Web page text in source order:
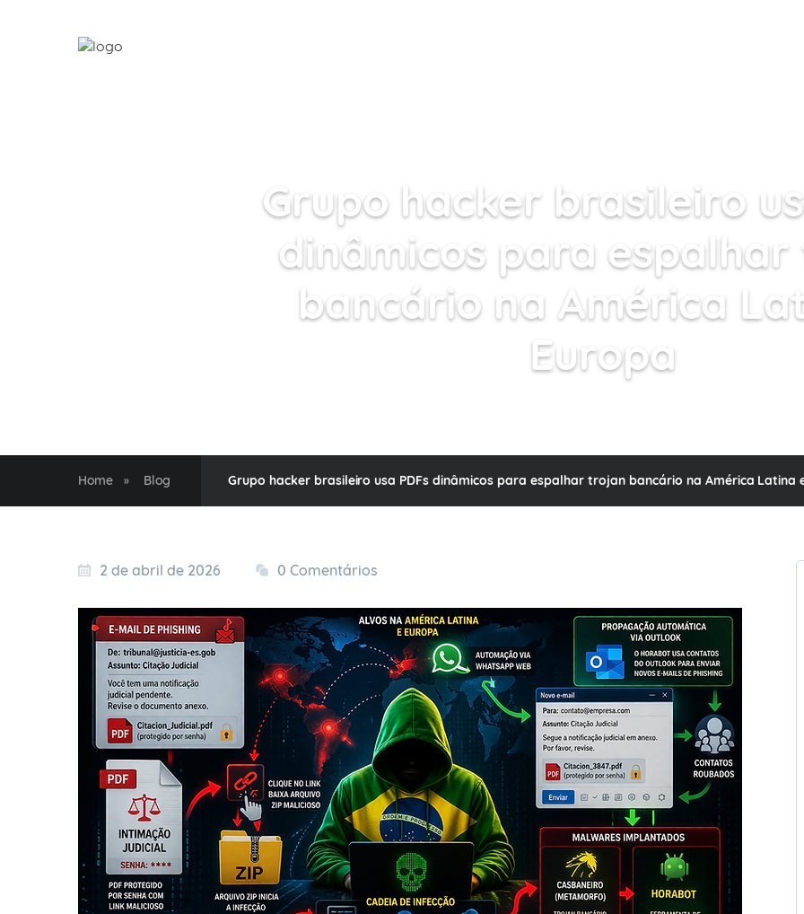
Grupo hacker brasileiro
dinâmicos para
bancário na América
Europa
Home » Blog Grupo hacker brasileiro usa PDFs dinâmicos para espalhar trojan bancário na América Latina
2 de abril de 2026 0 Comentários